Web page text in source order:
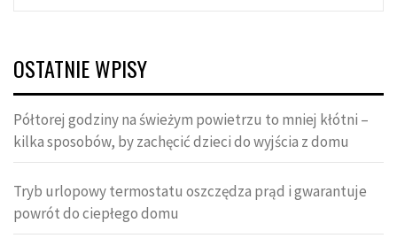
OSTATNIE WPISY
Półtorej godziny na świeżym powietrzu to mniej kłótni –
kilka sposobów, by zachęcić dzieci do wyjścia z domu
Tryb urlopowy termostatu oszczędza prąd i gwarantuje
powrót do ciepłego domu